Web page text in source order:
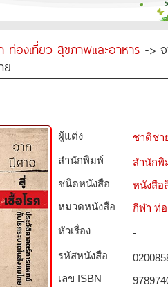
ท่องเที่ยว สุขภาพและอาหาร ->
ย
ผู้แต่ง
ชาติชา
สำนักพิมพ์
สำนัก
ชนิดหนังสือ­
หนังสือ
หมวดหนังสือ­
กีฬา ท่
หัวเรื่อง
-
รหัสหนังสือ­
เลข ISBN